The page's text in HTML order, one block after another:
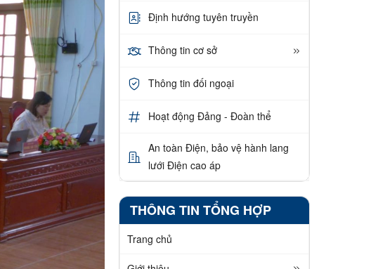
Định hướng tuyên truyền
Thông tin cơ sở
Thông tin đối ngoại
Hoạt động Đảng - Đoàn thể
An toàn Điện, bảo vệ hành lang
lưới Điện cao áp
THÔNG TIN TỔNG HỢP
Trang chủ